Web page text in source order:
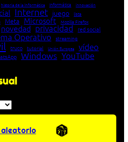
historia de la Informática Informática innovación
Internet juego lista
Meta Microsoft Mozilla Firefox
novedad privacidad red social
Operativo streaming
truco tutorial Unión Europea vídeo
Windows YouTube